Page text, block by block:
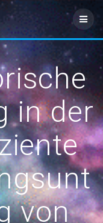
in der
von